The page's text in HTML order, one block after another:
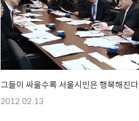
그들이 싸울수록 서울시민은 행복해진다
2012.02.13